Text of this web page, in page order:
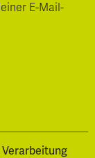
E-Mail-